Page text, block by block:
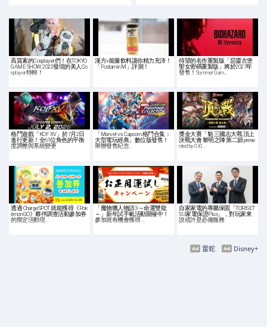
高質素的Cosplayer們！在TOKYO
GAME SHOW 2022發現的美人Co
splayer特輯！
漢方×能量飲料讓你精力充沛！
「Fostamin M」評測！
待望的名作重製版「惡靈古堡
聖女密碼重製版」將於2027年
發售！Summer Gam…
格鬥遊戲「KOF XV」於7月2日
進行更新！全61位角色的平衡
度調整與系統變更
「Marvel vs. Capcom 格鬥合集：
大型電玩經典」數位版發售！
舉辦發售紀念…
獎金大賽「魁 三國志大戰 頂上
決戰大會 黎明之陣 第二節 prese
nted by GiG…
透過 ChargeSPOT 就能獲得《Pok
émon GO》夥伴調查活動參加券
的限定活動現…
「魔物獵人物語3 ～命運雙龍
～」新年試手氣活動開催中！
參加就有機會獲得 …
自家家電的專屬保固「TORISET
SU家電保證Plus」，對玩家來
說或許是必備服務
Disney+
雷蛇